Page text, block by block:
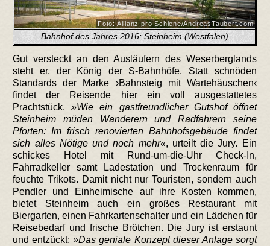
Foto: Allianz pro Schiene/AndreasTaubert.com
Bahnhof des Jahres 2016: Steinheim (Westfalen)
Gut versteckt an den Ausläufern des Weserberglands
steht er, der König der S-Bahnhöfe. Statt schnöden
Standards der Marke ›Bahnsteig mit Wartehäuschen‹
findet der Reisende hier ein voll ausgestattetes
Prachtstück. Wie ein gastfreundlicher Gutshof öffnet
Steinheim müden Wanderern und Radfahrern seine
Pforten: Im frisch renovierten Bahnhofsgebäude findet
sich alles Nötige und noch mehr , urteilt die Jury. Ein
schickes Hotel mit Rund-um-die-Uhr Check-In,
Fahrradkeller samt Ladestation und Trockenraum für
feuchte Trikots. Damit nicht nur Touristen, sondern auch
Pendler und Einheimische auf ihre Kosten kommen,
bietet Steinheim auch ein großes Restaurant mit
Biergarten, einen Fahrkartenschalter und ein Lädchen für
Reisebedarf und frische Brötchen. Die Jury ist erstaunt
und entzückt: Das geniale Konzept dieser Anlage sorgt